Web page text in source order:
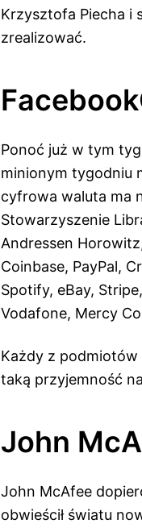
Krzysztofa Piecha i
zrealizować.
Ponoć już w tym
minionym tygodniu
cyfrowa waluta ma
Stowarzyszenie
Andressen
Coinbase, PayPal,
Spotify, eBay,
Vodafone, Mercy
Każdy z podmiotów
taką przyjemność
John
John McAfee
obwieścił światu